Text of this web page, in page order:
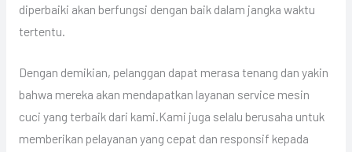
diperbaiki akan berfungsi dengan baik dalam jangka waktu
tertentu.
Dengan demikian, pelanggan dapat merasa tenang dan yakin
bahwa mereka akan mendapatkan layanan service mesin
cuci yang terbaik dari kami.Kami juga selalu berusaha untuk
memberikan pelayanan yang cepat dan responsif kepada